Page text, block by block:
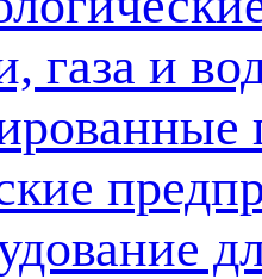
газа и